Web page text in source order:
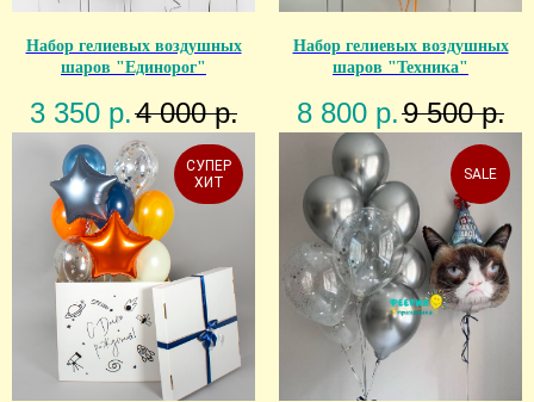
Набор гелиевых воздушных
шаров "Единорог"
3 350 р.4 000 р.
Набор гелиевых воздушных
шаров "Техника"
8 800 р.9 500 р.
СУПЕР
ХИТ
SALE